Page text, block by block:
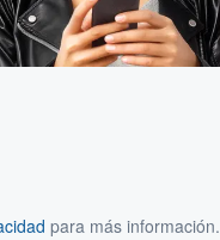
para más información.